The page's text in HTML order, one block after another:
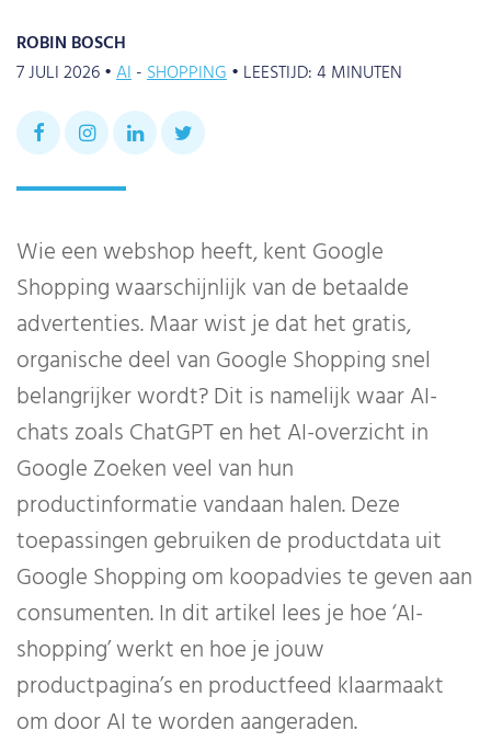
ROBIN BOSCH
7 JULI 2026 •AI SHOPPING• LEESTIJD:4MINUTEN
Wie een webshop heeft, kent Google
Shopping waarschijnlijk van de betaalde
advertenties. Maar wist je dat het gratis,
organische deel van Google Shopping snel
belangrijker wordt? Dit is namelijk waar AI-
chats zoals ChatGPT en het AI-overzicht in
Google Zoeken veel van hun
productinformatie vandaan halen. Deze
toepassingen gebruiken de productdata uit
Google Shopping om koopadvies te geven aan
consumenten. In dit artikel lees je hoe ‘AI-
shopping’ werkt en hoe je jouw
productpagina’s en productfeed klaarmaakt
om door AI te worden aangeraden.